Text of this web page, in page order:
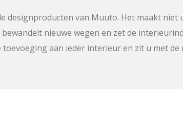
designproducten van Muuto. Het maakt
nieuwe wegen en zet de
aan ieder interieur en zit u met